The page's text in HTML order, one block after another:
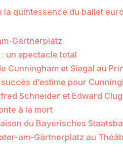
quintessence du ballet
Gärtnerplatz
un spectacle total
Cunningham et Siegal au
d’estime pour
Schneider et Edward Clug
à la mort
du Bayerisches
am-Gärtnerplatz au